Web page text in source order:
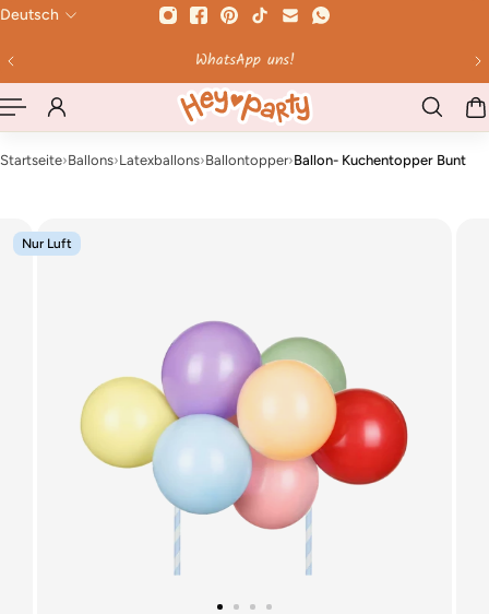
Bis 12 Uhr bestellt - werktags am selben Tag versendet!
Deutsch
Startseite›Ballons›Latexballons›Ballontopper›Ballon- Kuchentopper Bunt
Nur Luft